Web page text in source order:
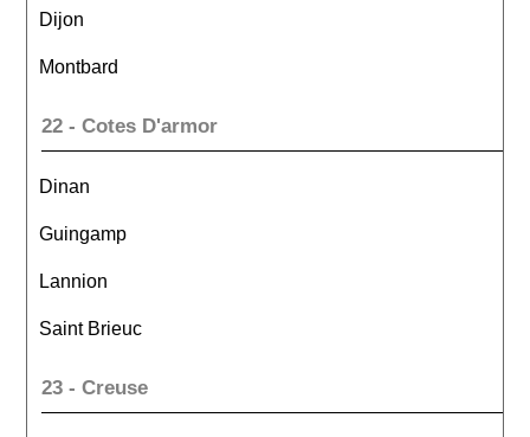
Dijon
Montbard
22 - Cotes D'armor
Dinan
Guingamp
Lannion
Saint Brieuc
23 - Creuse